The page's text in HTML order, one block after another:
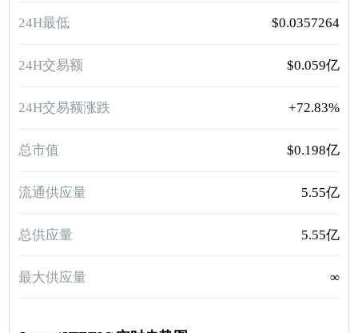
24H最低 $0.0357264
24H交易额 $0.059亿
24H交易额涨跌 +72.83%
总市值 $0.198亿
流通供应量 5.55亿
总供应量 5.55亿
最大供应量 ∞